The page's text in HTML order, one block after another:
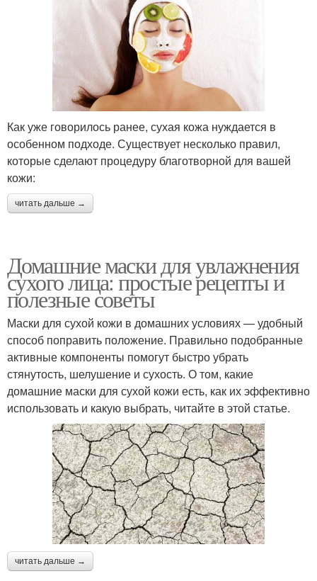
условиях
Маски для лица
Кожи в домашних
условиях
Кожи на лице Лица в зависимости
Как уже говорилось ранее, сухая кожа нуждается в
особенном подходе. Существует несколько правил,
которые сделают процедуру благотворной для вашей
кожи:
читать дальше →
Домашние маски для увлажнения
сухого лица: простые рецепты и
полезные советы
Маски для сухой кожи в домашних условиях — удобный
способ поправить положение. Правильно подобранные
активные компоненты помогут быстро убрать
стянутость, шелушение и сухость. О том, какие
домашние маски для сухой кожи есть, как их эффективно
использовать и какую выбрать, читайте в этой статье.
читать дальше →